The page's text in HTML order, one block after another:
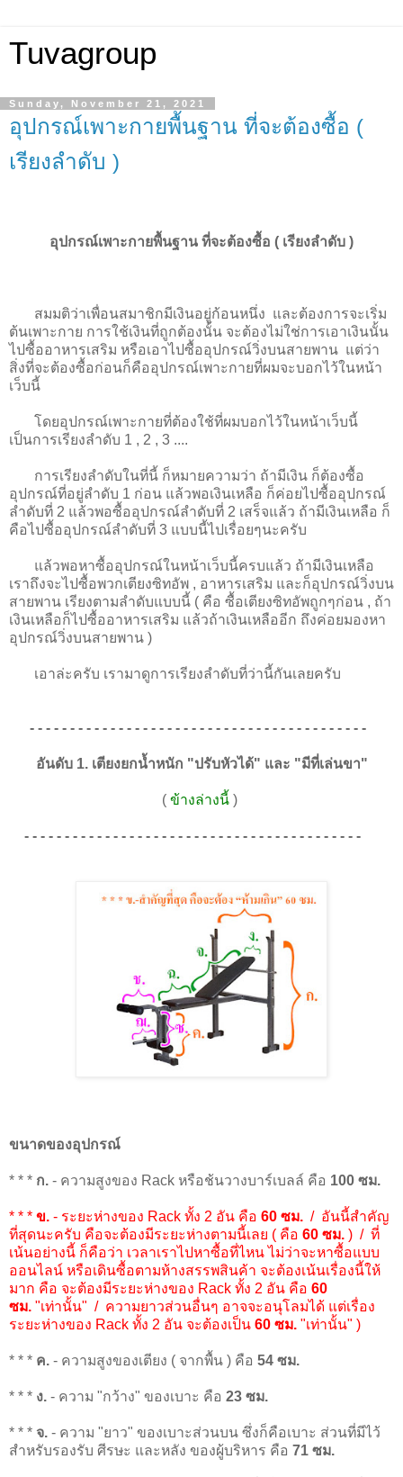
Tuvagroup
Sunday, November 21, 2021
อุปกรณ์เพาะกายพื้นฐาน ที่จะต้องซื้อ (
เรียงลำดับ )
อุปกรณ์เพาะกายพื้นฐาน ที่จะต้องซื้อ ( เรียงลำดับ )
สมมติว่าเพื่อนสมาชิกมีเงินอยู่ก้อนหนึ่ง และต้องการจะเริ่ม
ต้นเพาะกาย การใช้เงินที่ถูกต้องนั้น จะต้องไม่ใช่การเอาเงินนั้น
ไปซื้ออาหารเสริม หรือเอาไปซื้ออุปกรณ์วิ่งบนสายพาน แต่ว่า
สิ่งที่จะต้องซื้อก่อนก็คืออุปกรณ์เพาะกายที่ผมจะบอกไว้ในหน้า
เว็บนี้
โดยอุปกรณ์เพาะกายที่ต้องใช้ที่ผมบอกไว้ในหน้าเว็บนี้
เป็นการเรียงลำดับ 1 , 2 , 3 ....
การเรียงลำดับในที่นี้ ก็หมายความว่า ถ้ามีเงิน ก็ต้องซื้อ
อุปกรณ์ที่อยู่ลำดับ 1 ก่อน แล้วพอเงินเหลือ ก็ค่อยไปซื้ออุปกรณ์
ลำดับที่ 2 แล้วพอซื้ออุปกรณ์ลำดับที่ 2 เสร็จแล้ว ถ้ามีเงินเหลือ ก็
คือไปซื้ออุปกรณ์ลำดับที่ 3 แบบนี้ไปเรื่อยๆนะครับ
แล้วพอหาซื้ออุปกรณ์ในหน้าเว็บนี้ครบแล้ว ถ้ามีเงินเหลือ
เราถึงจะไปซื้อพวกเตียงซิทอัพ , อาหารเสริม และก็อุปกรณ์วิ่งบน
สายพาน เรียงตามลำดับแบบนี้ ( คือ ซื้อเตียงซิทอัพถูกๆก่อน , ถ้า
เงินเหลือก็ไปซื้ออาหารเสริม แล้วถ้าเงินเหลืออีก ถึงค่อยมองหา
อุปกรณ์วิ่งบนสายพาน )
เอาล่ะครับ เรามาดูการเรียงลำดับที่ว่านี้กันเลยครับ
- - - - - - - - - - - - - - - - - - - - - - - - - - - - - - - - - - - - - - - - - -
อันดับ 1. เตียงยกน้ำหนัก "ปรับหัวได้" และ "มีที่เล่นขา"
( ข้างล่างนี้ )
- - - - - - - - - - - - - - - - - - - - - - - - - - - - - - - - - - - - - - - - - -
ขนาดของอุปกรณ์
* * * ก. - ความสูงของ Rack หรือช้นวางบาร์เบลล์ คือ 100 ซม.
* * * ข. - ระยะห่างของ Rack ทั้ง 2 อัน คือ 60 ซม. / อันนี้สำคัญ
ที่สุดนะครับ คือจะต้องมีระยะห่างตามนี้เลย ( คือ 60 ซม. ) / ที่
เน้นอย่างนี้ ก็คือว่า เวลาเราไปหาซื้อที่ไหน ไม่ว่าจะหาซื้อแบบ
ออนไลน์ หรือเดินซื้อตามห้างสรรพสินค้า จะต้องเน้นเรื่องนี้ให้
มาก คือ จะต้องมีระยะห่างของ Rack ทั้ง 2 อัน คือ 60
ซม. "เท่านั้น" / ความยาวส่วนอื่นๆ อาจจะอนุโลมได้ แต่เรื่อง
ระยะห่างของ Rack ทั้ง 2 อัน จะต้องเป็น 60 ซม. "เท่านั้น" )
* * * ค. - ความสูงของเตียง ( จากพื้น ) คือ 54 ซม.
* * * ง. - ความ "กว้าง" ของเบาะ คือ 23 ซม.
* * * จ. - ความ "ยาว" ของเบาะส่วนบน ซึ่งก็คือเบาะ ส่วนที่มีไว้
สำหรับรองรับ ศีรษะ และหลัง ของผู้บริหาร คือ 71 ซม.